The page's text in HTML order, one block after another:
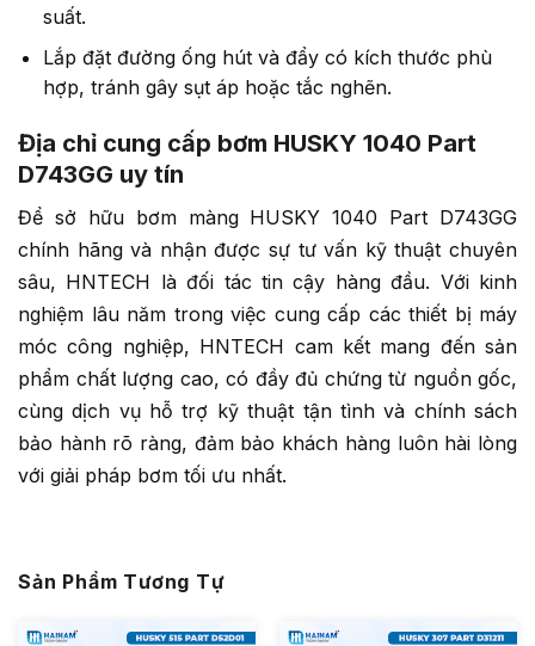
suất.
Lắp đặt đường ống hút và đẩy có kích thước phù
hợp, tránh gây sụt áp hoặc tắc nghẽn.
Địa chỉ cung cấp bơm HUSKY 1040 Part
D743GG uy tín
Để sở hữu bơm màng HUSKY 1040 Part D743GG
chính hãng và nhận được sự tư vấn kỹ thuật chuyên
sâu, HNTECH là đối tác tin cậy hàng đầu. Với kinh
nghiệm lâu năm trong việc cung cấp các thiết bị máy
móc công nghiệp, HNTECH cam kết mang đến sản
phẩm chất lượng cao, có đầy đủ chứng từ nguồn gốc,
cùng dịch vụ hỗ trợ kỹ thuật tận tình và chính sách
bảo hành rõ ràng, đảm bảo khách hàng luôn hài lòng
với giải pháp bơm tối ưu nhất.
Sản Phẩm Tương Tự